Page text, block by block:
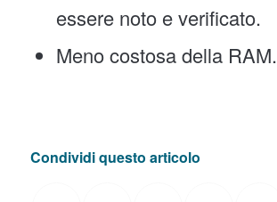
essere noto e verificato.
Meno costosa della RAM.
Condividi questo articolo